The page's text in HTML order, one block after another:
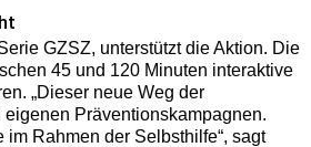
GZSZ, unterstützt die Aktion. Die
45 und 120 Minuten interaktive
„Dieser neue Weg der
Präventionskampagnen.
Rahmen der Selbsthilfe“, sagt